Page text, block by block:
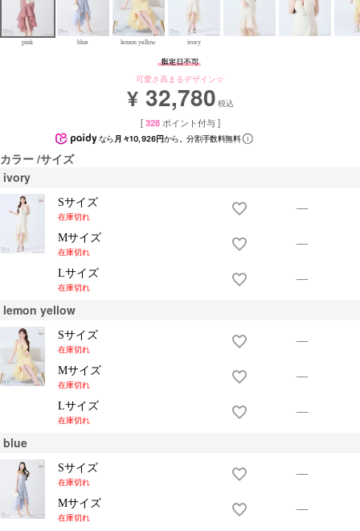
pink blue lemon yellow ivory
可愛さ高まるデザイン☆
¥ 32,780 税込
[ 328 ポイント付与 ]
なら 月々10,926円から。分割手数料無料
カラー サイズ
ivory
Sサイズ
在庫切れ
—
Mサイズ
在庫切れ
—
Lサイズ
在庫切れ
—
lemon yellow
Sサイズ
在庫切れ
—
Mサイズ
在庫切れ
—
Lサイズ
在庫切れ
—
blue
Sサイズ
在庫切れ
—
Mサイズ
在庫切れ
—